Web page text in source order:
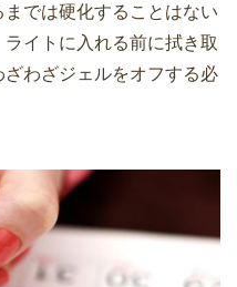
では硬化することはない
イトに入れる前に拭き取
わざジェルをオフする必